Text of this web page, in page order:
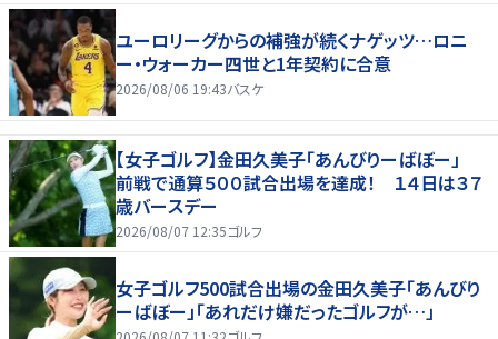
ユーロリーグからの補強が続くナゲッツ…ロニ
ー・ウォーカー四世と1年契約に合意
2026/08/06 19:43バスケ
【女子ゴルフ】金田久美子「あんびりーばぼー」
前戦で通算５００試合出場を達成！ １４日は３７
歳バースデー
2026/08/07 12:35ゴルフ
女子ゴルフ500試合出場の金田久美子「あんびり
ーばぼー」「あれだけ嫌だったゴルフが…」